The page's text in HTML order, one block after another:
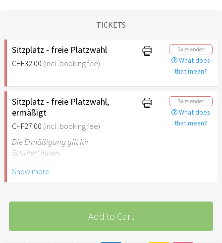
TICKETS
Sitzplatz - freie Platzwahl
CHF32.00 (incl. booking fee)
Sales ended
What does
that mean?
Sitzplatz - freie Platzwahl,
ermäßigt
CHF27.00 (incl. booking fee)
Sales ended
What does
that mean?
Die Ermäßigung gilt für
Schüler*innen,
Auszubildende,
Schwerbehinderte
(FSJ/FÖJ, BFD) für Personen
Show more
Add to Cart